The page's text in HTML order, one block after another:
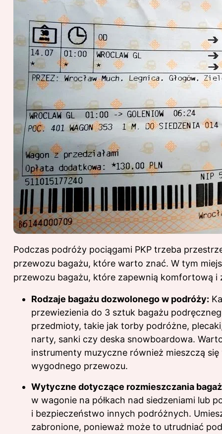
Podczas podróży pociągami PKP trzeba
przewozu bagażu, które warto znać. W tym
przewozu bagażu, które zapewnią komfortową i
Rodzaje bagażu dozwolonego w podróży:
przewiezienia do 3 sztuk bagażu
przedmioty, takie jak torby podróżne,
narty, sanki czy deska snowboardowa.
instrumenty muzyczne również mieszczą
wygodnego przewozu.
Wytyczne dotyczące rozmieszczania
w wagonie na półkach nad siedzeniami lub
i bezpieczeństwo innych podróżnych.
zabronione, ponieważ może to utrudniać